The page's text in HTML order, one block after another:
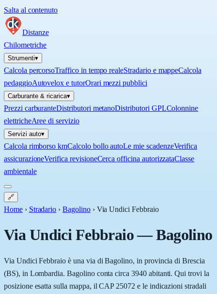
Salta al contenuto
Distanze
Chilometriche
Strumenti▾
Calcola percorsoTraffico in tempo realeStradario e mappeCalcola
pedaggioAutovelox e tutorOrari mezzi pubblici
Carburante & ricarica▾
Prezzi carburanteDistributori metanoDistributori GPLColonnine
elettricheAree di servizio
Servizi auto▾
Calcola rimborso kmCalcolo bollo autoLe mie scadenzeVerifica
assicurazioneVerifica revisioneCerca officina autorizzataClasse
ambientale
🔗
Home › Stradario › Bagolino › Via Undici Febbraio
Via Undici Febbraio—Bagolino
Via Undici Febbraio è una via di Bagolino, in provincia di Brescia
(BS), in Lombardia. Bagolino conta circa 3940 abitanti. Qui trovi la
posizione esatta sulla mappa, il CAP 25072 e le indicazioni stradali